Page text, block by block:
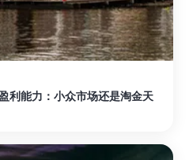
能力：小众市场还是淘金天